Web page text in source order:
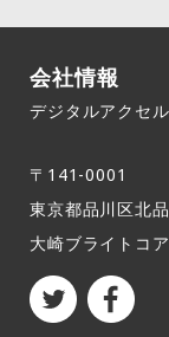
会社情報
デジタルアクセ
〒141-0001
東京都品川区北
大崎ブライトコ